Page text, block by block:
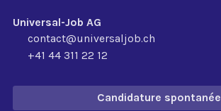
Universal-Job AG
contact@universaljob.ch
+41 44 311 22 12
Candidature spontanée